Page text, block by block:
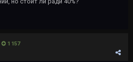
1 157